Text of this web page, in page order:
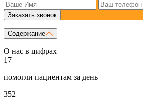
Заказать звонок
Содержание
О нас в цифрах
17
помогли пациентам за день
352